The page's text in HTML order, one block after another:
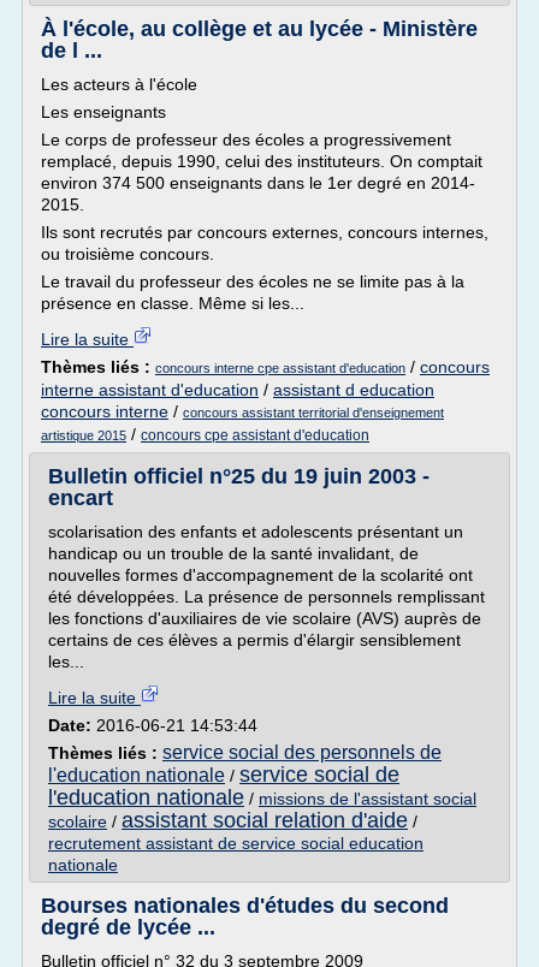
À l'école, au collège et au lycée - Ministère
de l ...
Les acteurs à l'école
Les enseignants
Le corps de professeur des écoles a progressivement
remplacé, depuis 1990, celui des instituteurs. On comptait
environ 374 500 enseignants dans le 1er degré en 2014-
2015.
Ils sont recrutés par concours externes, concours internes,
ou troisième concours.
Le travail du professeur des écoles ne se limite pas à la
présence en classe. Même si les...
Lire la suite
Thèmes liés : concours interne cpe assistant d'education / concours
interne assistant d'education / assistant d education
concours interne / concours assistant territorial d'enseignement
artistique 2015 / concours cpe assistant d'education
Bulletin officiel n°25 du 19 juin 2003 -
encart
scolarisation des enfants et adolescents présentant un
handicap ou un trouble de la santé invalidant, de
nouvelles formes d'accompagnement de la scolarité ont
été développées. La présence de personnels remplissant
les fonctions d'auxiliaires de vie scolaire (AVS) auprès de
certains de ces élèves a permis d'élargir sensiblement
les...
Lire la suite
Date: 2016-06-21 14:53:44
Thèmes liés : service social des personnels de
l'education nationale / service social de
l'education nationale / missions de l'assistant social
scolaire / assistant social relation d'aide /
recrutement assistant de service social education
nationale
Bourses nationales d'études du second
degré de lycée ...
Bulletin officiel n° 32 du 3 septembre 2009